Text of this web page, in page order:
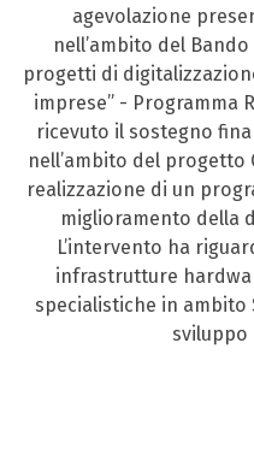
agevolazione
nell’ambito del
progetti di
imprese” - Programma
ricevuto il sostegno
nell’ambito del progetto
realizzazione di un
miglioramento della
L’intervento ha
infrastrutture
specialistiche in ambito
sviluppo